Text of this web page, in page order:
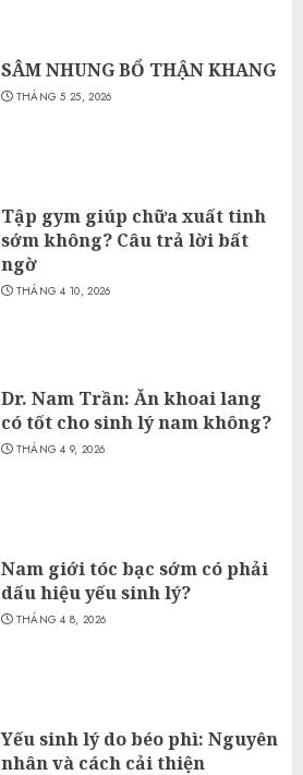
SÂM NHUNG BỔ THẬN KHANG
THÁNG 5 25, 2026
Tập gym giúp chữa xuất tinh
sớm không? Câu trả lời bất
ngờ
THÁNG 4 10, 2026
Dr. Nam Trần: Ăn khoai lang
có tốt cho sinh lý nam không?
THÁNG 4 9, 2026
Nam giới tóc bạc sớm có phải
dấu hiệu yếu sinh lý?
THÁNG 4 8, 2026
Yếu sinh lý do béo phì: Nguyên
nhân và cách cải thiện